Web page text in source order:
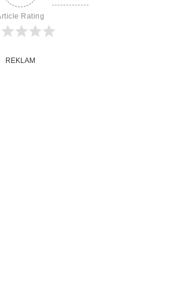
Rating
REKLAM